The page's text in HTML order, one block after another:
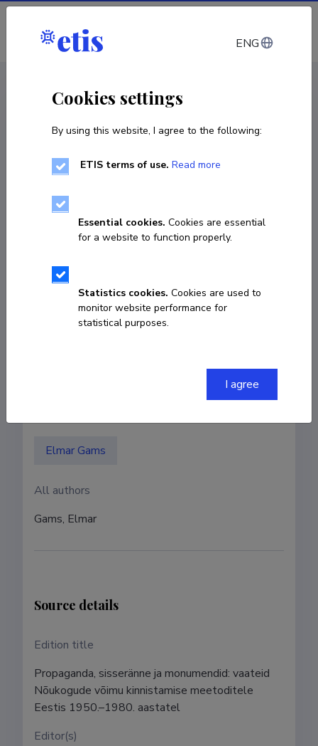
Log in
Publication
Nõukogude ajalookontseptsiooni
maailmasõja käsitluses
article / chapter in a book
Published 2022
Elmar Gams
All authors
Gams, Elmar
Source details
Edition title
Propaganda, sisseränne ja monumendid: vaateid
Nõukogude võimu kinnistamise meetoditele
Eestis 1950.–1980. aastatel
Editor(s)
ENG
Cookies settings
By using this website, I agree to the following:
ETIS terms of use. Read more
Essential cookies. Cookies are essential
for a website to function properly.
Statistics cookies. Cookies are used to
monitor website performance for
statistical purposes.
I agree